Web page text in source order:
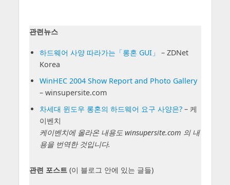
관련뉴스
하드웨어 사양 따라가는「롱혼 GUI」
– ZDNet
Korea
WinHEC 2004 Show Report and Photo Gallery
– winsupersite.com
차세대 윈도우 롱혼의 하드웨어 요구 사양은?– 케
이벤치
케이벤치에 올라온 내용도 winsupersite.com 의 내
용을 번역한 것입니다.
관련 포스트(이 블로그 안에 있는 글들)